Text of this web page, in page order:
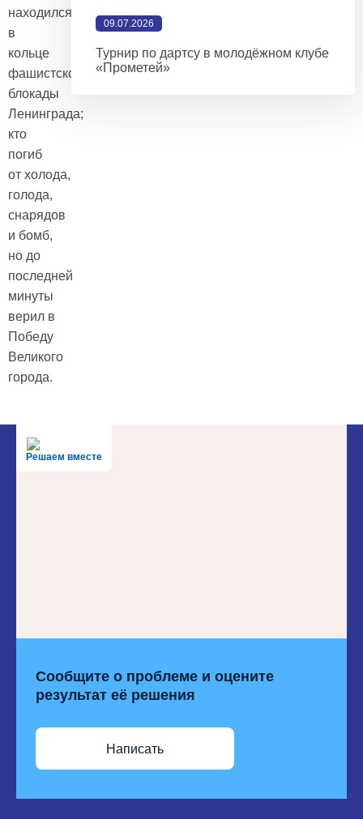
находился
в
кольце
фашистской
блокады
Ленинграда;
кто
погиб
от холода,
голода,
снарядов
и бомб,
но до
последней
минуты
верил в
Победу
Великого
города.
09.07.2026
Турнир по дартсу в молодёжном клубе
«Прометей»
Решаем вместе
Сообщите о проблеме и оцените
результат её решения
Написать